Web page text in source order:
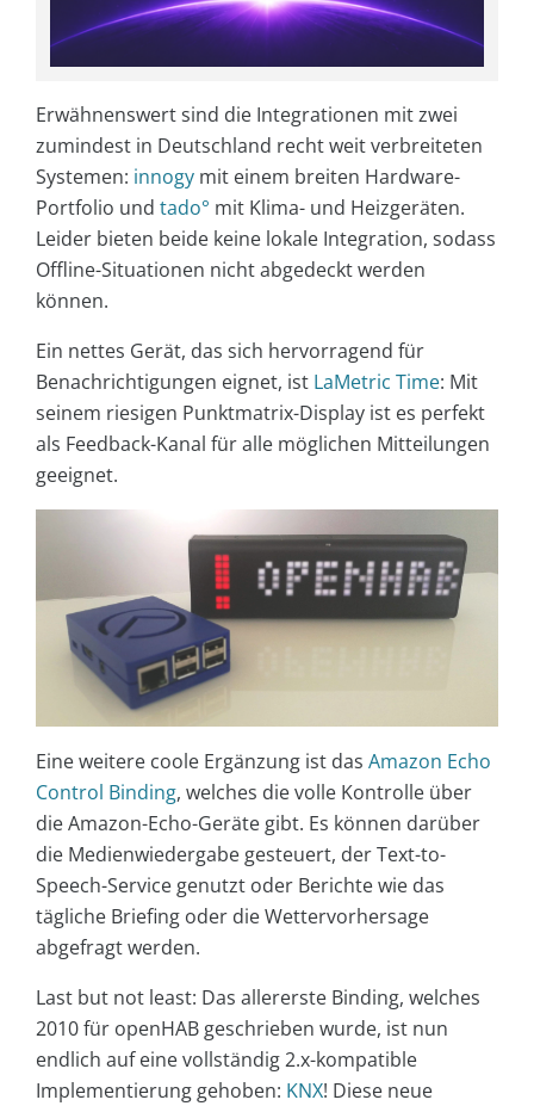
Erwähnenswert sind die Integrationen mit zwei
zumindest in Deutschland recht weit verbreiteten
Systemen: innogy mit einem breiten Hardware-
Portfolio und tado° mit Klima- und Heizgeräten.
Leider bieten beide keine lokale Integration, sodass
Offline-Situationen nicht abgedeckt werden
können.
Ein nettes Gerät, das sich hervorragend für
Benachrichtigungen eignet, ist LaMetric Time: Mit
seinem riesigen Punktmatrix-Display ist es perfekt
als Feedback-Kanal für alle möglichen Mitteilungen
geeignet.
Eine weitere coole Ergänzung ist das Amazon Echo
Control Binding, welches die volle Kontrolle über
die Amazon-Echo-Geräte gibt. Es können darüber
die Medienwiedergabe gesteuert, der Text-to-
Speech-Service genutzt oder Berichte wie das
tägliche Briefing oder die Wettervorhersage
abgefragt werden.
Last but not least: Das allererste Binding, welches
2010 für openHAB geschrieben wurde, ist nun
endlich auf eine vollständig 2.x-kompatible
Implementierung gehoben: KNX! Diese neue